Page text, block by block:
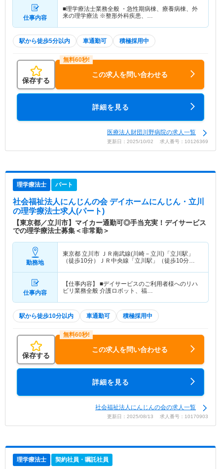
仕事内容
■理学療法士業務全般 ・急性期病棟、療養病棟、外
来の理学療法 ※整形外科疾患、…
駅から徒歩5分以内 車通勤可 積極採用中
保存する
この求人を問い合わせる
詳細を見る
医療法人財団川野病院の求人一覧
更新日：2025/10/02 求人番号：10126369
理学療法士 パート
社会福祉法人にんじんの会 デイホームにんじん・立川
の理学療法士求人(パート)
【東京都／立川市】マイカー通勤可◎手当充実！デイサービス
での理学療法士募集＜非常勤＞
勤務地
東京都 立川市 ＪＲ南武線(川崎－立川)「立川駅」
（徒歩10分）ＪＲ中央線「立川駅」（徒歩10分）
仕事内容
【仕事内容】 ■デイサービスのご利用者様へのリハ
ビリ業務全般 介護ロボット、福…
駅から徒歩10分以内 車通勤可 積極採用中
保存する
この求人を問い合わせる
詳細を見る
社会福祉法人にんじんの会の求人一覧
更新日：2025/08/13 求人番号：10170903
理学療法士 契約社員・嘱託社員